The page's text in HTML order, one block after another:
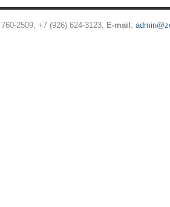
2509, +7 (926) 624-3123, E-mail :